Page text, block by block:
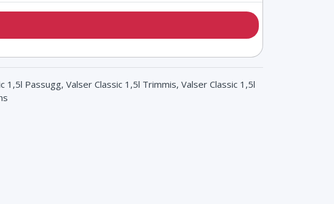
Passugg, Valser Classic 1,5l Trimmis, Valser Classic 1,5l